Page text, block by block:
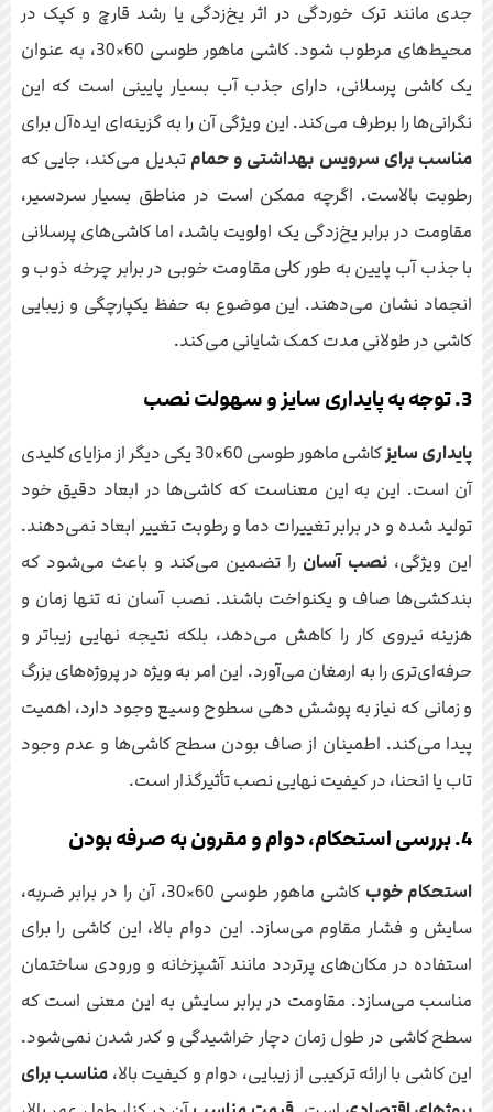
جدی مانند ترک خوردگی در اثر یخ‌زدگی یا رشد قارچ و کپک در
محیط‌های مرطوب شود. کاشی ماهور طوسی 60×30، به عنوان
یک کاشی پرسلانی، دارای جذب آب بسیار پایینی است که این
نگرانی‌ها را برطرف می‌کند. این ویژگی آن را به گزینه‌ای ایده‌آل برای
مناسب برای سرویس بهداشتی و حمام تبدیل می‌کند، جایی که
رطوبت بالاست. اگرچه ممکن است در مناطق بسیار سردسیر،
مقاومت در برابر یخ‌زدگی یک اولویت باشد، اما کاشی‌های پرسلانی
با جذب آب پایین به طور کلی مقاومت خوبی در برابر چرخه ذوب و
انجماد نشان می‌دهند. این موضوع به حفظ یکپارچگی و زیبایی
کاشی در طولانی مدت کمک شایانی می‌کند.
3. توجه به پایداری سایز و سهولت نصب
پایداری سایز
کاشی ماهور طوسی 60×30 یکی دیگر از مزایای کلیدی
آن است. این به این معناست که کاشی‌ها در ابعاد دقیق خود
تولید شده و در برابر تغییرات دما و رطوبت تغییر ابعاد نمی‌دهند.
این ویژگی، نصب آسان را تضمین می‌کند و باعث می‌شود که
بندکشی‌ها صاف و یکنواخت باشند. نصب آسان نه تنها زمان و
هزینه نیروی کار را کاهش می‌دهد، بلکه نتیجه نهایی زیباتر و
حرفه‌ای‌تری را به ارمغان می‌آورد. این امر به ویژه در پروژه‌های بزرگ
و زمانی که نیاز به پوشش دهی سطوح وسیع وجود دارد، اهمیت
پیدا می‌کند. اطمینان از صاف بودن سطح کاشی‌ها و عدم وجود
تاب یا انحنا، در کیفیت نهایی نصب تأثیرگذار است.
4. بررسی استحکام، دوام و مقرون به صرفه بودن
استحکام خوب
کاشی ماهور طوسی 60×30، آن را در برابر ضربه،
سایش و فشار مقاوم می‌سازد. این دوام بالا، این کاشی را برای
استفاده در مکان‌های پرتردد مانند آشپزخانه و ورودی ساختمان
مناسب می‌سازد. مقاومت در برابر سایش به این معنی است که
سطح کاشی در طول زمان دچار خراشیدگی و کدر شدن نمی‌شود.
این کاشی با ارائه ترکیبی از زیبایی، دوام و کیفیت بالا، مناسب برای